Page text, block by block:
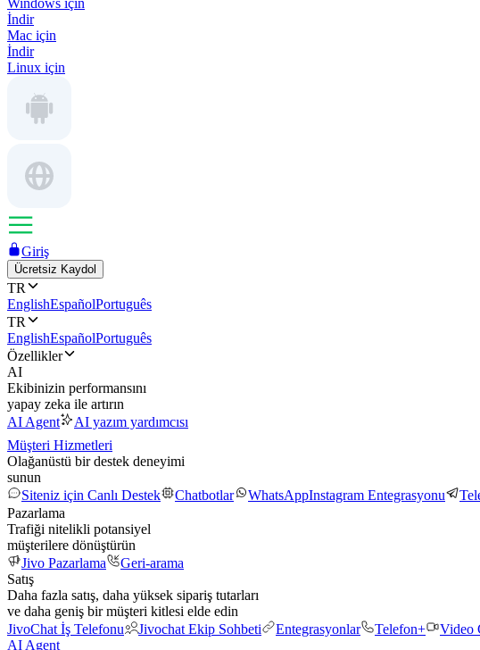
Windows için
İndir
Mac için
İndir
Linux için
Giriş
Ücretsiz Kaydol
TR
EnglishEspañolPortuguês
TR
EnglishEspañolPortuguês
Özellikler
AI
Ekibinizin performansını
yapay zeka ile artırın
AI Agent
AI yazım yardımcısı
Müşteri Hizmetleri
Olağanüstü bir destek deneyimi
sunun
Siteniz için Canlı Destek
Chatbotlar WhatsAppInstagram Entegrasyonu
Pazarlama
Trafiği nitelikli potansiyel
müşterilere dönüştürün
Jivo Pazarlama
Geri-arama
Satış
Daha fazla satış, daha yüksek sipariş tutarları
ve daha geniş bir müşteri kitlesi elde edin
JivoChat İş Telefonu
Jivochat Ekip Sohbeti Entegrasyonlar Telefon+ Video
AI Agent